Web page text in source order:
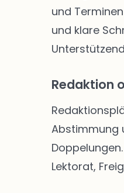
und
und klare
Redaktion
Abstimmung
Lektorat,